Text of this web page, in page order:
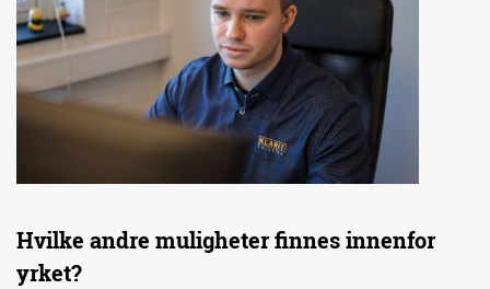
Hvilke andre muligheter finnes innenfor
yrket?